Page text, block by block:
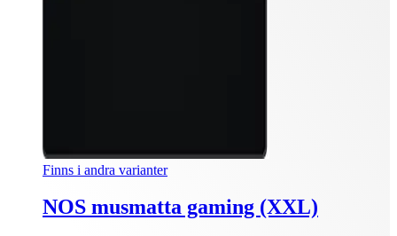
Finns i andra varianter
NOS musmatta gaming (XXL)